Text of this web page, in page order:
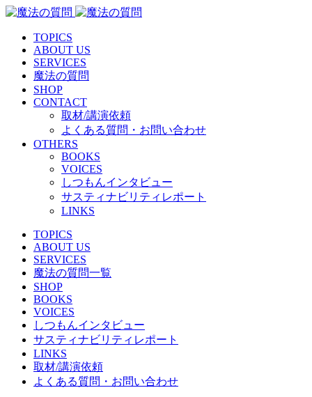
TOPICS
ABOUT US
SERVICES
魔法の質問
SHOP
CONTACT
取材/講演依頼
よくある質問・お問い合わせ
OTHERS
BOOKS
VOICES
しつもんインタビュー
サスティナビリティレポート
LINKS
TOPICS
ABOUT US
SERVICES
魔法の質問一覧
SHOP
BOOKS
VOICES
しつもんインタビュー
サスティナビリティレポート
LINKS
取材/講演依頼
よくある質問・お問い合わせ